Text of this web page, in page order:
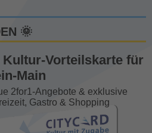
🌞
Kultur-Vorteils­karte für
Main
2for1-Angebote & exklusive
Gastro & Shopping